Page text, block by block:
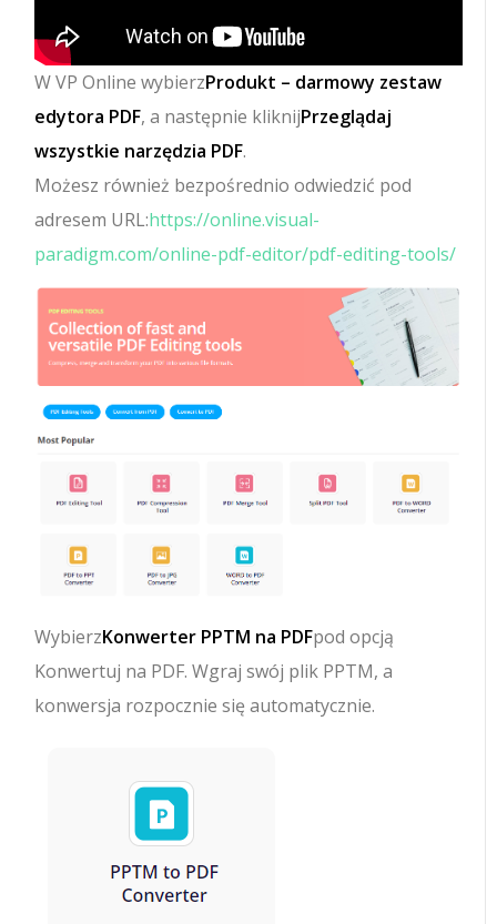
W VP Online wybierzProdukt – darmowy zestaw
edytora PDF, a następnie kliknijPrzeglądaj
wszystkie narzędzia PDF.
Możesz również bezpośrednio odwiedzić pod
adresem URL:https://online.visual-
paradigm.com/online-pdf-editor/pdf-editing-tools/
WybierzKonwerter PPTM na PDFpod opcją
Konwertuj na PDF. Wgraj swój plik PPTM, a
konwersja rozpocznie się automatycznie.